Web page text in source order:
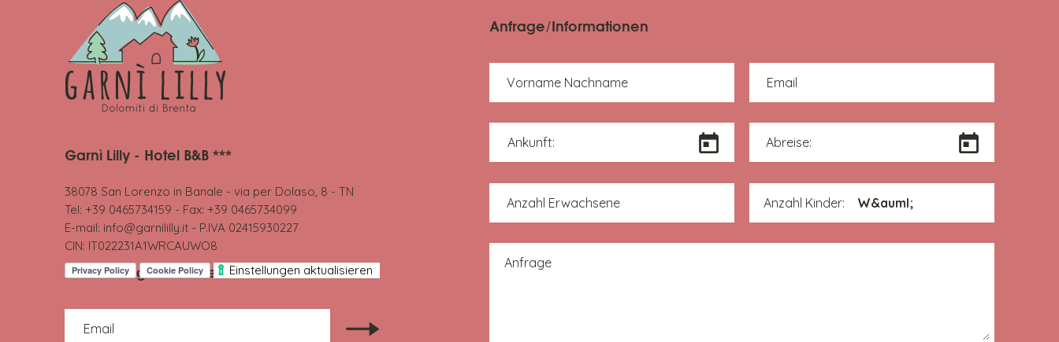
Garnì Lilly - Hotel B&B ***
38078 San Lorenzo in Banale - via per Dolaso, 8 - TN
Tel: +39 0465734159 - Fax: +39 0465734099
E-mail: info@garnililly.it - P.IVA 02415930227
CIN: IT022231A1WRCAUWO8
Einstellungen aktualisieren
Anmeldung Newsletter
Email
Anfrage/Informationen
Vorname Nachname Email
Ankunft: Abreise:
Anzahl Erwachsene Anzahl Kinder:
Anfrage